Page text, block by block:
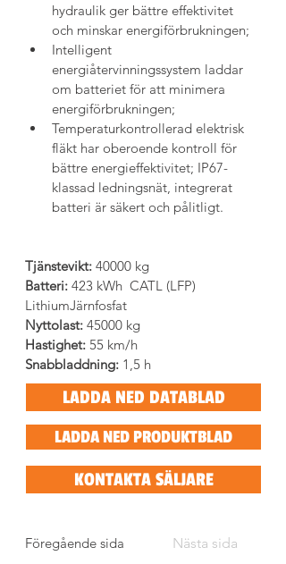
hydraulik ger bättre effektivitet
och minskar energiförbrukningen;
Intelligent
energiåtervinningssystem laddar
om batteriet för att minimera
energiförbrukningen;
Temperaturkontrollerad elektrisk
fläkt har oberoende kontroll för
bättre energieffektivitet; IP67-
klassad ledningsnät, integrerat
batteri är säkert och pålitligt.
Tjänstevikt: 40000 kg
Batteri: 423 kWh  CATL (LFP)
LithiumJärnfosfat
Nyttolast: 45000 kg
Hastighet: 55 km/h
Snabbladdning: 1,5 h
LADDA NED DATABLAD
LADDA NED PRODUKTBLAD
KONTAKTA SÄLJARE
Föregående sida Nästa sida